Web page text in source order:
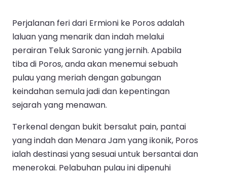
Perjalanan feri dari Ermioni ke Poros adalah
laluan yang menarik dan indah melalui
perairan Teluk Saronic yang jernih. Apabila
tiba di Poros, anda akan menemui sebuah
pulau yang meriah dengan gabungan
keindahan semula jadi dan kepentingan
sejarah yang menawan.
Terkenal dengan bukit bersalut pain, pantai
yang indah dan Menara Jam yang ikonik, Poros
ialah destinasi yang sesuai untuk bersantai dan
menerokai. Pelabuhan pulau ini dipenuhi